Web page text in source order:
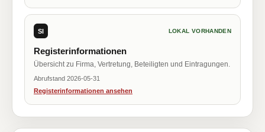
SI LOKAL VORHANDEN
Registerinformationen
Übersicht zu Firma, Vertretung, Beteiligten und Eintragungen.
Abrufstand 2026-05-31
Registerinformationen ansehen